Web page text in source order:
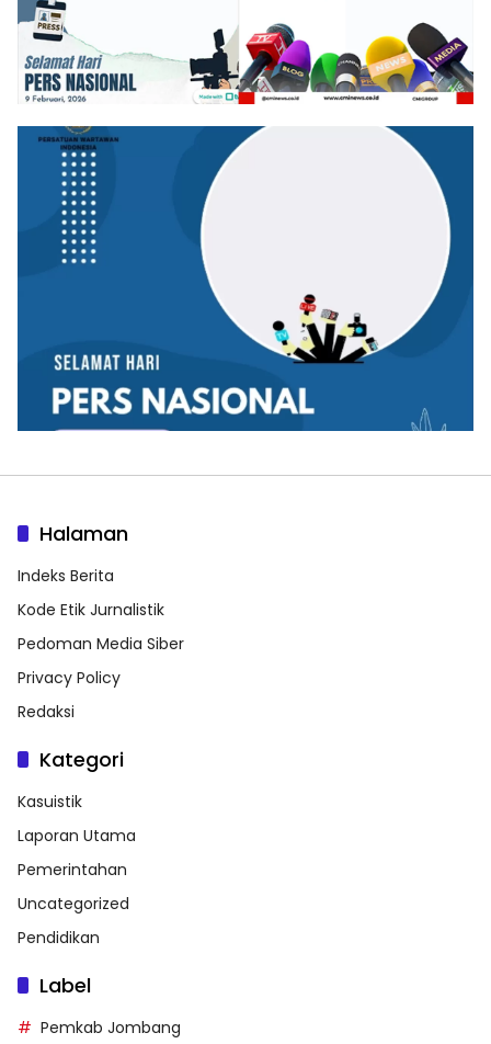
Halaman
Indeks Berita
Kode Etik Jurnalistik
Pedoman Media Siber
Privacy Policy
Redaksi
Kategori
Kasuistik
Laporan Utama
Pemerintahan
Uncategorized
Pendidikan
Label
Pemkab Jombang